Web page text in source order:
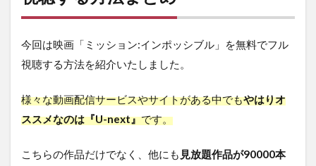
今回は映画「ミッション:インポッシブル」を無料でフル
視聴する方法を紹介いたしました。
様々な動画配信サービスやサイトがある中でもやはりオ
ススメなのは『U-next』です。
こちらの作品だけでなく、他にも 見放題作品が90000本